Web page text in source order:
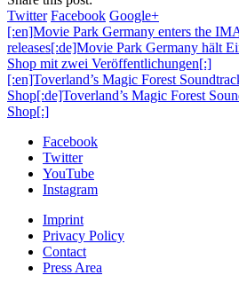
Twitter Facebook Google+
[:en]Movie Park Germany enters the
releases[:de]Movie Park Germany hält
Shop mit zwei Veröffentlichungen[:]
[:en]Toverland’s Magic Forest
Shop[:de]Toverland’s Magic Forest
Shop[:]
Facebook
Twitter
YouTube
Instagram
Imprint
Privacy Policy
Contact
Press Area